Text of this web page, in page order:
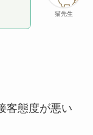
猫先生
客態度が悪い